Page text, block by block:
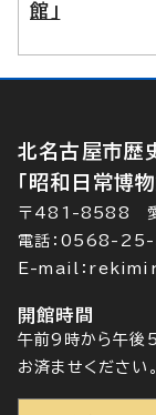
館」
北名古屋市歴
「昭和日常博物
〒481-8588 愛
電話：0568-
E-mail：
開館時間
午前9時から午
お済ませください。